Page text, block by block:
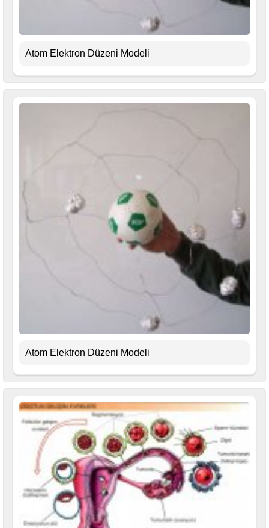
Atom Elektron Düzeni Modeli
Atom Elektron Düzeni Modeli